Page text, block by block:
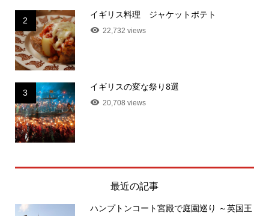
2
イギリス料理 ジャケットポテト
22,732 views
3
イギリスの変な祭り8選
20,708 views
最近の記事
ハンプトンコート宮殿で庭園巡り ～英国王